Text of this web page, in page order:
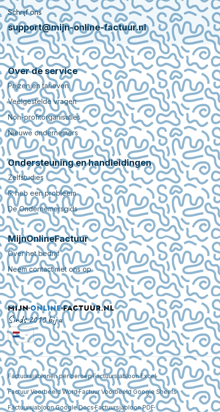
Schrijf ons
support@mijn-online-factuur.nl
Over de service
Prijzen en tarieven
Veelgestelde vragen
Non-profitorganisaties
Nieuwe ondernemers
Ondersteuning en handleidingen
Zelfstudies
Ik heb een probleem
De Ondernemersgids
MijnOnlineFactuur
Over het bedrijf
Neem contact met ons op
Sinds 2010 bij u
Factuursjablonen per beroepFactuursjabloon Excel
Factuur Voorbeeld Word Factuur Voorbeeld Google Sheets
Factuursjabloon Google Docs Factuursjabloon PDF